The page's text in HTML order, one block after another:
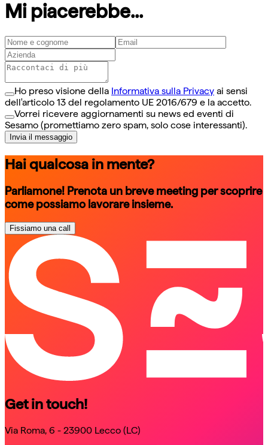
Mi piacerebbe...
Ho preso visione della Informativa sulla Privacy ai sensi
dell'articolo 13 del regolamento UE 2016/679 e la accetto.
Vorrei ricevere aggiornamenti su news ed eventi di
Sesamo (promettiamo zero spam, solo cose interessanti).
Invia il messaggio
Hai qualcosa in mente?
Parliamone! Prenota un breve meeting per scoprire
come possiamo lavorare insieme.
Fissiamo una call
schedule a call
schedule a call
Get in touch!
Via Roma, 6 - 23900 Lecco (LC)